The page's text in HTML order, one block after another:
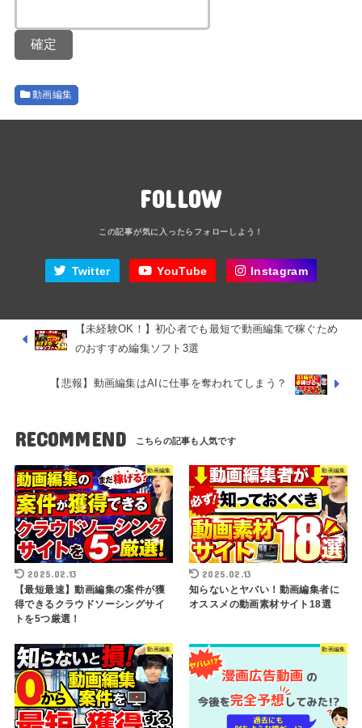
動画編集
FOLLOW
Twitter YouTube Instagram
【未経験OK！】初心者でも最短で動画編集で稼ぐため
のおすすめ編集ソフト3選
【悲報】動画編集はAIに仕事を奪われてしまう？
RECOMMEND
動画編集
2025.02.13
【最短最速】動画編集の案件が獲
得できるクラウドソーシングサイ
トを5つ厳選！
動画編集
2025.02.13
知らないとヤバい！動画編集者に
オススメの動画素材サイト18選
動画編集 動画編集